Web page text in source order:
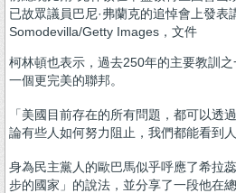
已故眾議員巴尼·弗蘭克的追悼會上發表
Somodevilla/Getty Images，文件
柯林頓也表示，過去250年的主要教訓
一個更完美的聯邦。
「美國目前存在的所有問題，都可以透
論有些人如何努力阻止，我們都能看到
身為民主黨人的歐巴馬似乎呼應了希拉
步的國家」的說法，並分享了一段他在